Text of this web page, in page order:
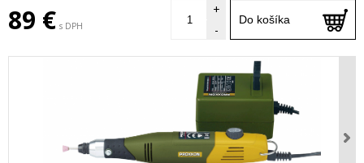
89 € s DPH Do košíka
+
-